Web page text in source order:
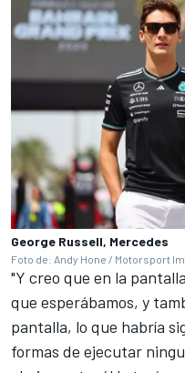
George Russell, Mercedes
Foto de: Andy Hone / Motorsport
"Y creo que en la
que esperábamos, y
pantalla, lo que habría
formas de ejecutar